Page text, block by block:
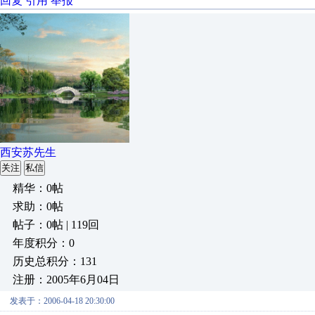
西安苏先生
关注 私信
精华：0帖
求助：0帖
帖子：0帖 | 119回
年度积分：0
历史总积分：131
注册：2005年6月04日
发表于：2006-04-18 20:30:00